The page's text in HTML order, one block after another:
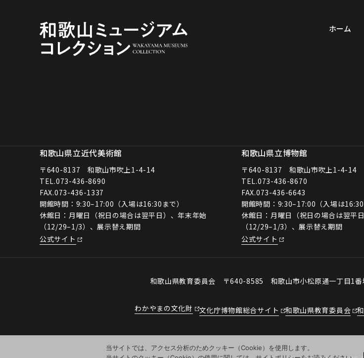
ホーム
和歌山県立近代美術館
〒640-8137 和歌山市吹上1-4-14
TEL.073-436-8690
FAX.073-436-1337
開館時間：9:30–17:00（入場は16:30まで）
休館日：月曜日（祝日の場合は翌平日）、年末年始
（12/29–1/3）、展示替え期間
公式サイト
和歌山県立博物館
〒640-8137 和歌山市吹上1-4-14
TEL.073-436-8670
FAX.073-436-6643
開館時間：9:30–17:00（入場は16:30
休館日：月曜日（祝日の場合は翌平
（12/29–1/3）、展示替え期間
公式サイト
和歌山県教育委員会 〒640-8585 和歌山市小松原通一丁目1
わかやまの文化財 文化庁博物館総合サイト 和歌山県教育委員会
当サイトでは、アクセス分析のためクッキー（Cookie）を使用します。